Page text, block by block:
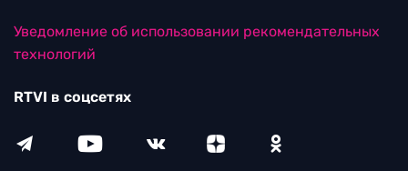
Уведомление об использовании рекомендательных
технологий
RTVI в соцсетях